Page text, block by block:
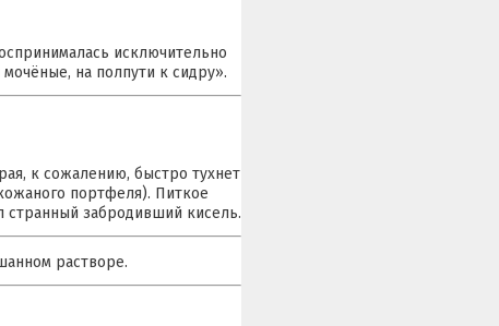
исключительно
на полпути к сидру».
к сожалению, быстро тухнет
портфеля). Питкое
странный забродивший кисель.
растворе.